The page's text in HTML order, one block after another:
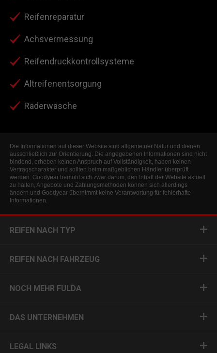
Reifenreparatur
Achsvermessung
Reifendruckkontrollsysteme
Altreifenentsorgung
Räderwäsche
Die Informationen auf dieser Website sind allgemeiner Natur und dienen
ausschließlich zur Orientierung. Die angegebenen Informationen sind nicht
bindend, erheben keinen Anspruch auf Vollständigkeit, haben keinen
Vertragscharakter und sollten beim maßgeblichen Händler überprüft
werden. Goodyear bemüht sich zwar darum, den Inhalt der Website aktuell
zu halten, Angebote und Zahlungsmethoden können sich allerdings
ändern und Goodyear übernimmt keine Verantwortung für fehlerhafte
Informationen.
REIFEN NACH TYP
REIFEN NACH FAHRZEUG
NOCH MEHR FULDA
DAS UNTERNEHMEN
LEGAL LINKS